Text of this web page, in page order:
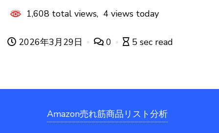
1,608 total views, 4 views today
2026年3月29日 0 5 sec read
Amazon売れ筋商品リスト分析